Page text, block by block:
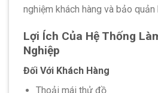
nghiệm khách hàng và bảo quản
Lợi Ích Của Hệ Thống
Nghiệp
Đối Với Khách Hàng
Thoải mái thử đồ